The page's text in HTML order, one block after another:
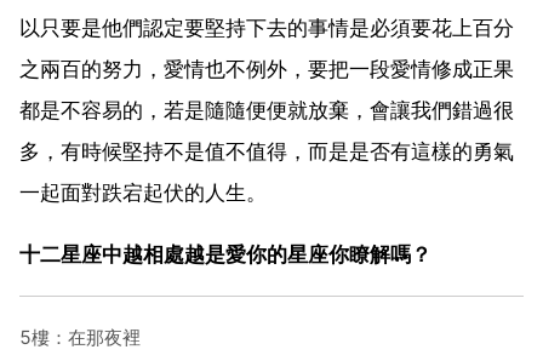
以只要是他們認定要堅持下去的事情是必須要花上百分
之兩百的努力，愛情也不例外，要把一段愛情修成正果
都是不容易的，若是隨隨便便就放棄，會讓我們錯過很
多，有時候堅持不是值不值得，而是是否有這樣的勇氣
一起面對跌宕起伏的人生。
十二星座中越相處越是愛你的星座你瞭解嗎？
5樓：在那夜裡